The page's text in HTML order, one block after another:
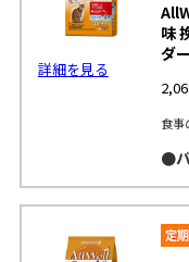
詳細を見る
味
ダ
食事
●